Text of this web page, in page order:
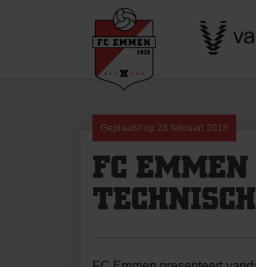
Geplaatst op 28 februari 2018
FC